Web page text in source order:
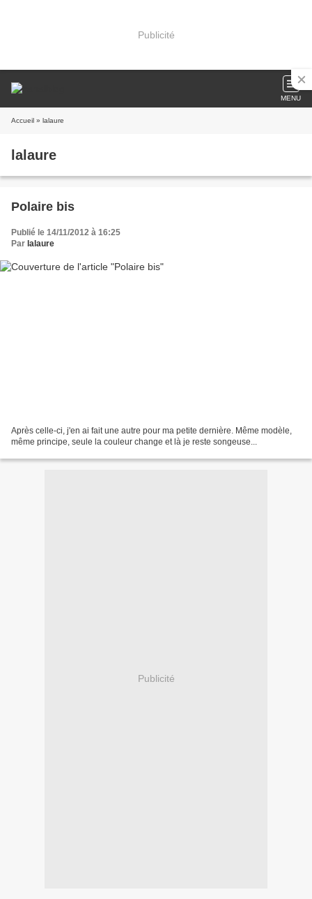
Publicité
MENU
Accueil » lalaure
lalaure
Polaire bis
Publié le 14/11/2012 à 16:25
Par lalaure
Après celle-ci, j'en ai fait une autre pour ma petite dernière. Même modèle,
même principe, seule la couleur change et là je reste songeuse...
Publicité